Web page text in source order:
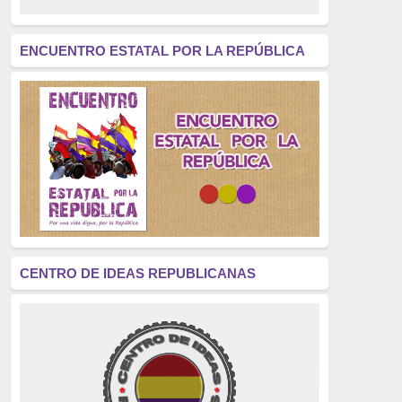
América Latina
(305)
Exhumación
(304)
Golpe de Estado
(304)
Brigadas Internacionales
(303)
pensamiento
(294)
Revisionismo
(289)
La Transición
(275)
educación pública
(270)
La Izquierda
(260)
ENCUENTRO ESTATAL POR LA REPÚBLICA
CENTRO DE IDEAS REPUBLICANAS